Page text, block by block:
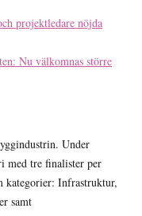
projektledare nöjda
Nu välkomnas större
Under
med tre finalister per
kategorier: Infrastruktur,
samt